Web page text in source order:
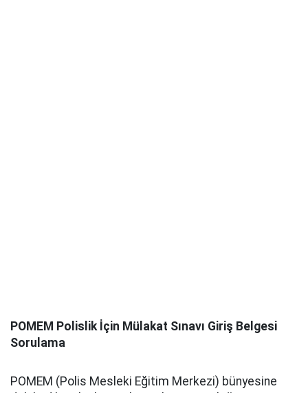
POMEM Polislik İçin Mülakat Sınavı Giriş Belgesi
Sorulama
POMEM (Polis Mesleki Eğitim Merkezi) bünyesine